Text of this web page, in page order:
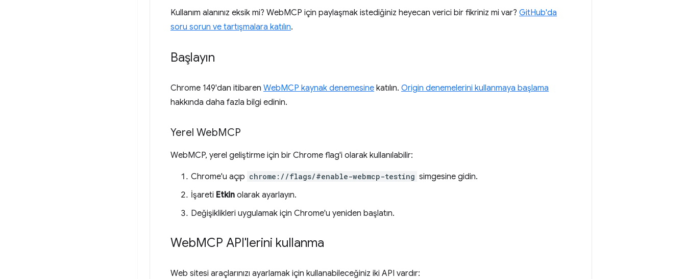
Kullanım alanınız eksik mi? WebMCP için paylaşmak istediğiniz heyecan verici bir fikriniz mi var? GitHub'da
soru sorun ve tartışmalara katılın.
Başlayın
Chrome 149'dan itibaren WebMCP kaynak denemesine katılın. Origin denemelerini kullanmaya başlama
hakkında daha fazla bilgi edinin.
Yerel WebMCP
WebMCP, yerel geliştirme için bir Chrome flag'i olarak kullanılabilir:
Chrome'u açıp chrome://flags/#enable-webmcp-testing simgesine gidin.
İşareti Etkin olarak ayarlayın.
Değişiklikleri uygulamak için Chrome'u yeniden başlatın.
WebMCP API'lerini kullanma
Web sitesi araçlarınızı ayarlamak için kullanabileceğiniz iki API vardır: